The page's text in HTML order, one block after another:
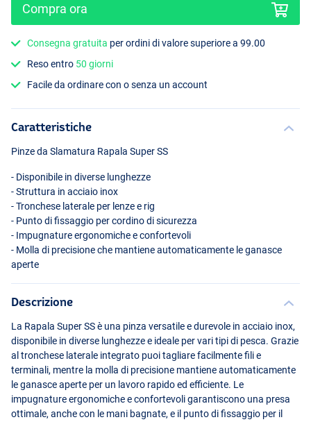
Compra ora
Consegna gratuita per ordini di valore superiore a 99.00
Reso entro 50 giorni
Facile da ordinare con o senza un account
Caratteristiche
Pinze da Slamatura Rapala Super SS
- Disponibile in diverse lunghezze
- Struttura in acciaio inox
- Tronchese laterale per lenze e rig
- Punto di fissaggio per cordino di sicurezza
- Impugnature ergonomiche e confortevoli
- Molla di precisione che mantiene automaticamente le ganasce
aperte
Descrizione
La Rapala Super SS è una pinza versatile e durevole in acciaio inox,
disponibile in diverse lunghezze e ideale per vari tipi di pesca. Grazie
al tronchese laterale integrato puoi tagliare facilmente fili e
terminali, mentre la molla di precisione mantiene automaticamente
le ganasce aperte per un lavoro rapido ed efficiente. Le
impugnature ergonomiche e confortevoli garantiscono una presa
ottimale, anche con le mani bagnate, e il punto di fissaggio per il